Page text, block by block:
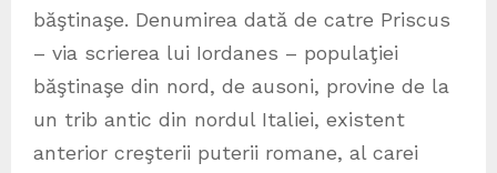
băştinaşe. Denumirea dată de catre Priscus
– via scrierea lui Iordanes – populaţiei
băştinaşe din nord, de ausoni, provine de la
un trib antic din nordul Italiei, existent
anterior creşterii puterii romane, al carei